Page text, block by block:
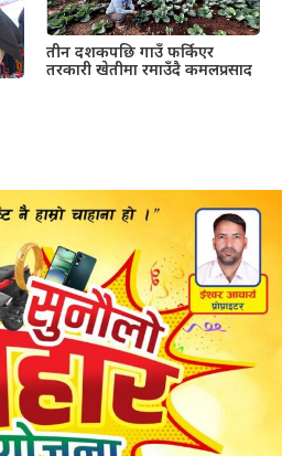
तीन दशकपछि गाउँ फर्किएर
तरकारी खेतीमा रमाउँदै कमलप्रसाद